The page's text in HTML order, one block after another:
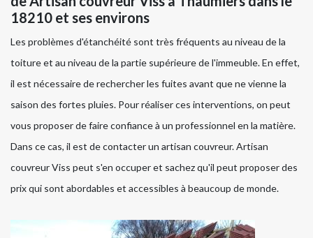
18210 et ses environs
Les problèmes d'étanchéité sont très fréquents au niveau de la
toiture et au niveau de la partie supérieure de l'immeuble. En effet,
il est nécessaire de rechercher les fuites avant que ne vienne la
saison des fortes pluies. Pour réaliser ces interventions, on peut
vous proposer de faire confiance à un professionnel en la matière.
Dans ce cas, il est de contacter un artisan couvreur. Artisan
couvreur Viss peut s'en occuper et sachez qu'il peut proposer des
prix qui sont abordables et accessibles à beaucoup de monde.